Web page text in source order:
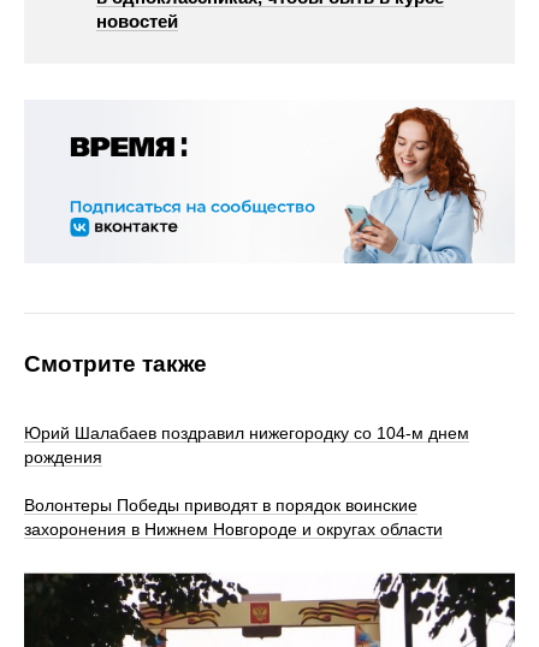
новостей
Смотрите также
Юрий Шалабаев поздравил нижегородку со 104-м днем
рождения
Волонтеры Победы приводят в порядок воинские
захоронения в Нижнем Новгороде и округах области